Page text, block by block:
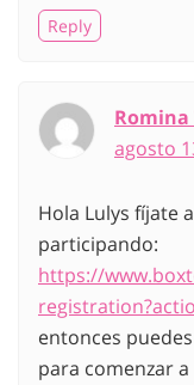
Reply
agosto
Hola Lulys fíjate
participando:
https://
entonces
para comenzar